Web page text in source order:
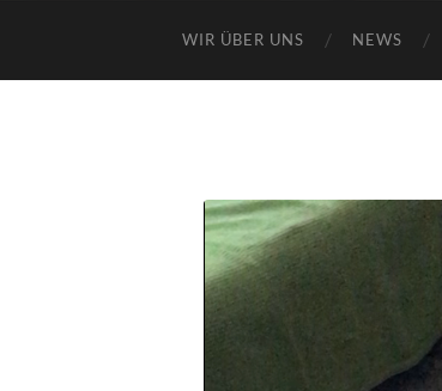
WIR ÜBER UNS NEWS